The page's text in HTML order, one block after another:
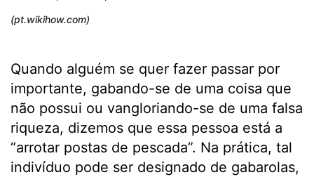
(pt.wikihow.com)
Quando alguém se quer fazer passar por
importante, gabando-se de uma coisa que
não possui ou vangloriando-se de uma falsa
riqueza, dizemos que essa pessoa está a
“arrotar postas de pescada”. Na prática, tal
indivíduo pode ser designado de gabarolas,